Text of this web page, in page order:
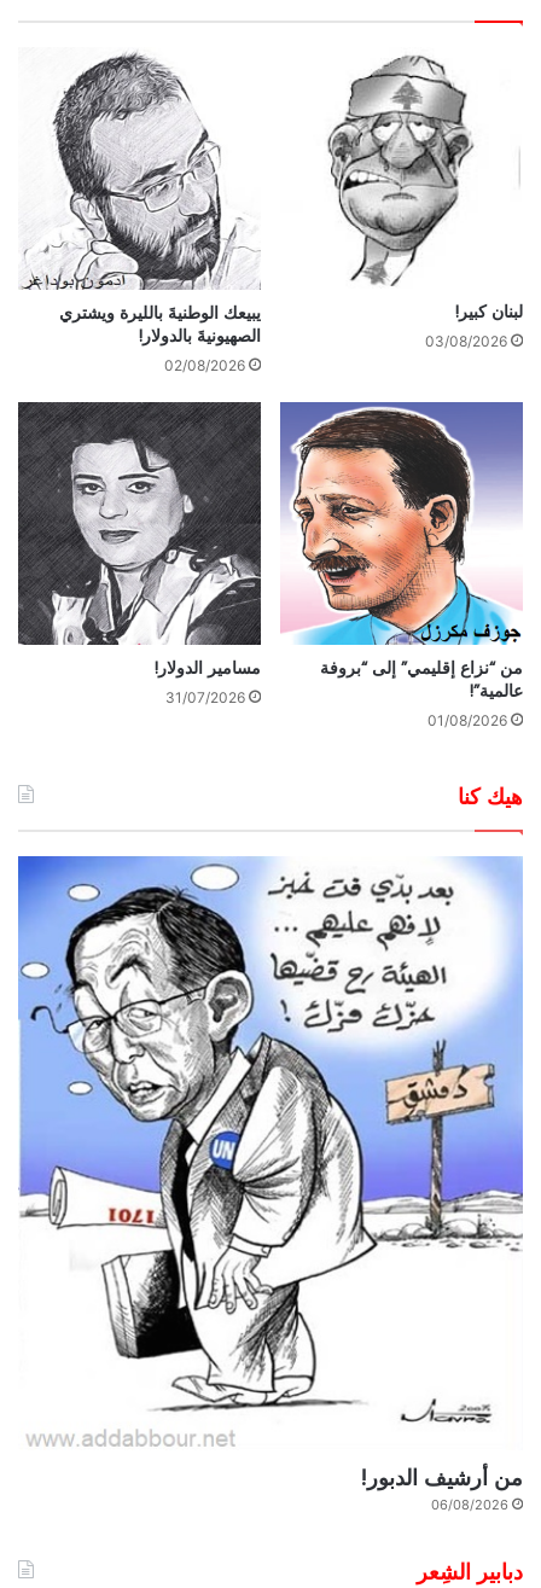
لبنان كبير!
03/08/2026
يبيعك الوطنيةَ بالليرة ويشتري
الصهيونيةَ بالدولار!
02/08/2026
من “نزاع إقليمي” إلى “بروفة
عالمية”!
01/08/2026
مسامير الدولار!
31/07/2026
هيك كنا
من أرشيف الدبور!
06/08/2026
دبابير الشِعر